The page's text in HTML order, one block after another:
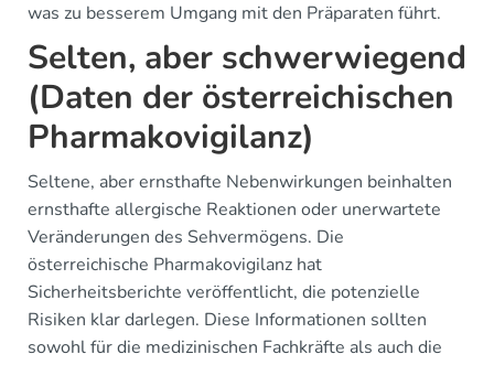
was zu besserem Umgang mit den Präparaten führt.
Selten, aber schwerwiegend
(Daten der österreichischen
Pharmakovigilanz)
Seltene, aber ernsthafte Nebenwirkungen beinhalten
ernsthafte allergische Reaktionen oder unerwartete
Veränderungen des Sehvermögens. Die
österreichische Pharmakovigilanz hat
Sicherheitsberichte veröffentlicht, die potenzielle
Risiken klar darlegen. Diese Informationen sollten
sowohl für die medizinischen Fachkräfte als auch die